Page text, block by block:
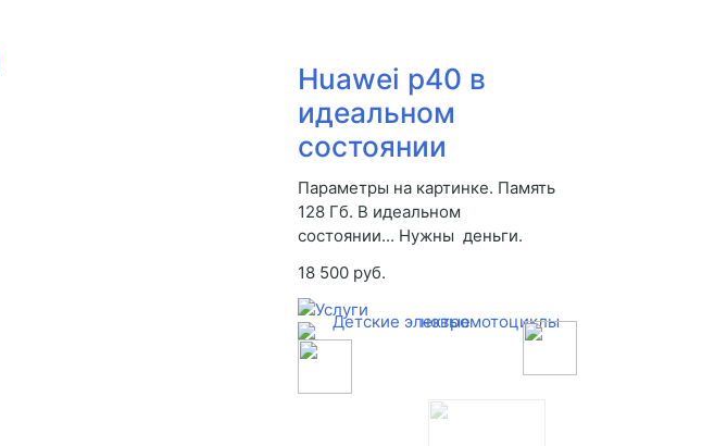
Huawei p40 в
идеальном
состоянии
Параметры на картинке. Память
128 Гб. В идеальном
состоянии... Нужны деньги.
18 500 руб.